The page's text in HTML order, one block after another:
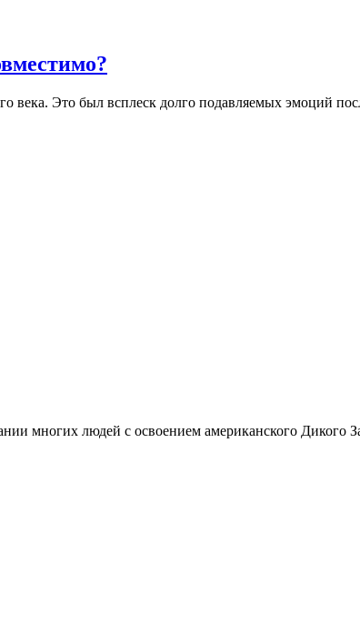
века. Это был всплеск долго подавляемых эмоций
многих людей с освоением американского